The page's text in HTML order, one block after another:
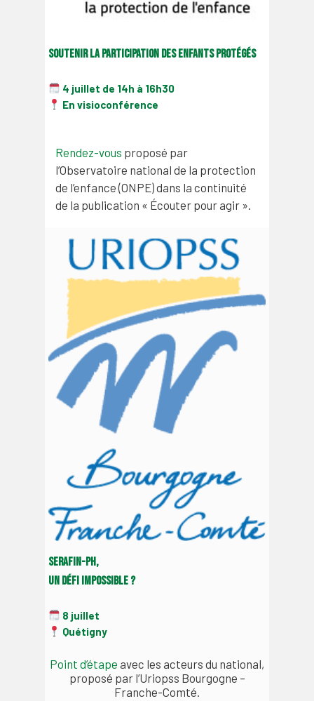
Soutenir la participation des enfants protégés
4 juillet de 14h à 16h30
En visioconférence
Rendez-vous proposé par
l’Observatoire national de la protection
de l’enfance (ONPE) dans la continuité
de la publication « Écouter pour agir ».
Serafin-PH,
un défi impossible ?
8 juillet
Quétigny
Point d’étape avec les acteurs du national,
proposé par l’Uriopss Bourgogne –
Franche-Comté.